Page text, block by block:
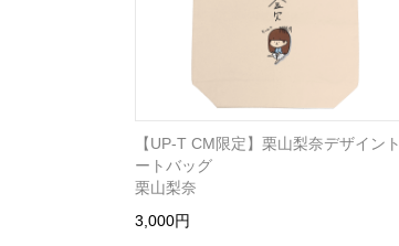
【UP-T CM限定】栗山梨奈デザイント
ートバッグ
栗山梨奈
3,000円